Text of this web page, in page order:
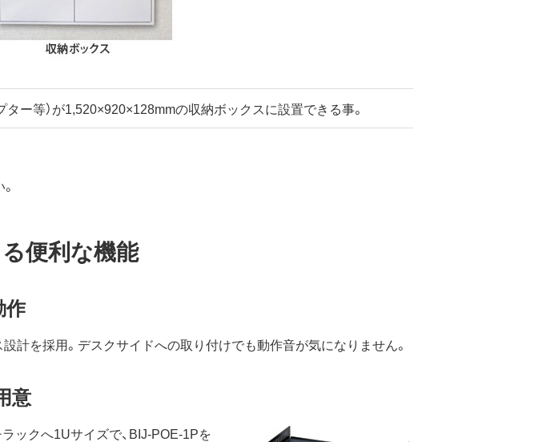
ー等）が1,520×920×128mmの収納ボックスに設置できる事。
便利な機能
作
計を採用。デスクサイドへの取り付けでも動作音が気になりません。
意
ラックへ1Uサイズで、BIJ-POE-1Pを